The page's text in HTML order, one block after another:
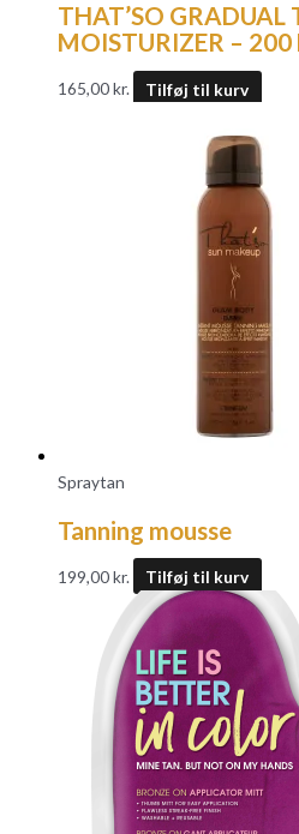
THAT’SO GRADUAL
MOISTURIZER – 200
165,00kr. Tilføj til kurv
Spraytan
Tanning mousse
199,00kr. Tilføj til kurv